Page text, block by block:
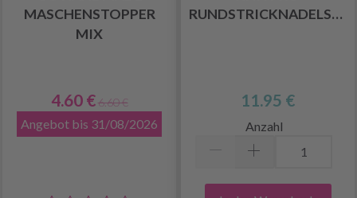
MASCHENSTOPPER
MIX
4.60 € 6.60 €
Angebot bis 31/08/2026
RUNDSTRICKNADELSCHUTZ
11.95 €
Anzahl